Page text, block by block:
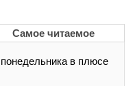
Самое читаемое
в плюсе